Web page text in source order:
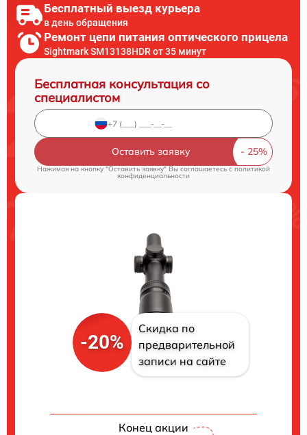
Бесплатный выезд курьера
в день обращения
Ремонт цепи питания оптического прицела
Sightmark SM13138HDR от 35 минут
Бесплатная консультация со
специалистом
Оставить заявку
Нажимая на кнопку "Оставить заявку" Вы соглашаетесь cполитикой
конфиденциальности
-20%
Скидка по
предварительной
записи на сайте
Конец акции